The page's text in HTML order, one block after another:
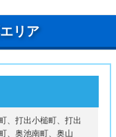
リア
、打出小槌町、打出
、奥池南町、奥山